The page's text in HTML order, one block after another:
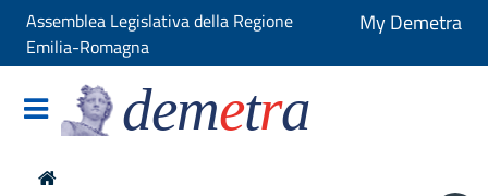
Assemblea Legislativa della Regione
Emilia-Romagna
My Demetra
demetra